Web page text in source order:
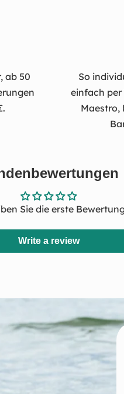
ab 50
So
einfach per
Maestro,
Sie die erste
Write a review